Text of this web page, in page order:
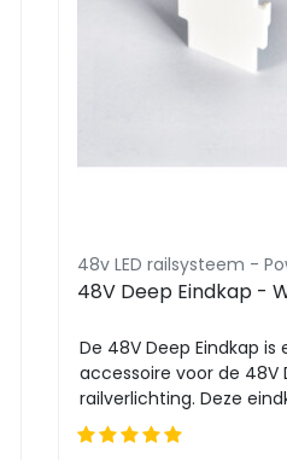
48v LED railsysteem -
48V Deep Eindkap -
De 48V Deep Eindkap is
accessoire voor de 48V
railverlichting. Deze
een nette en ...